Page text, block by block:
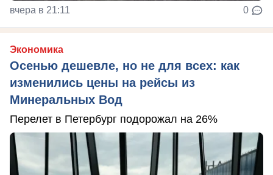
вчера в 21:11 0
Экономика
Осенью дешевле, но не для всех: как
изменились цены на рейсы из
Минеральных Вод
Перелет в Петербург подорожал на 26%